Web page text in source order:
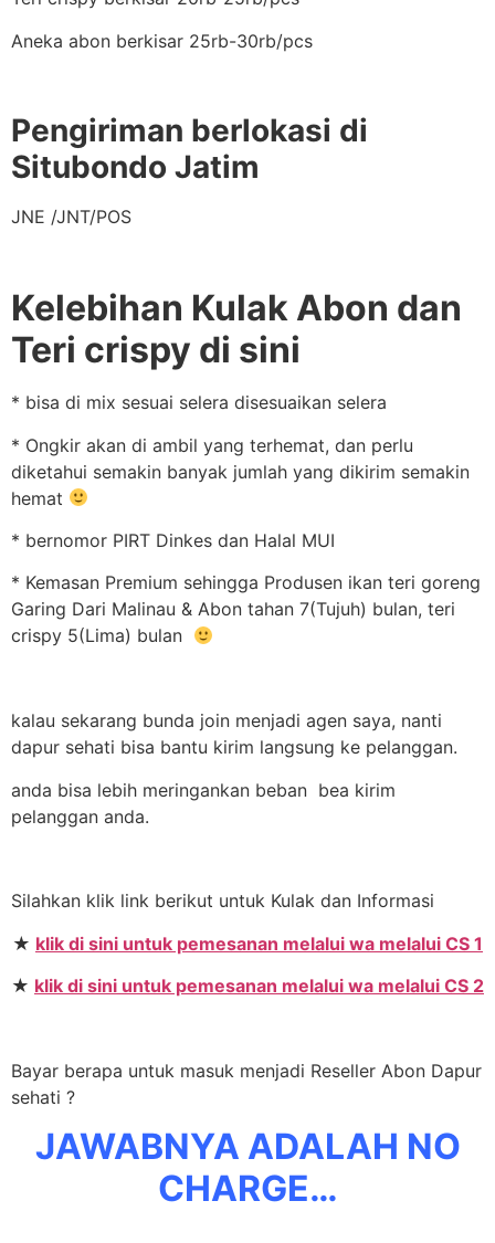
Aneka abon berkisar 25rb-30rb/pcs
Pengiriman berlokasi di
Situbondo Jatim
JNE /JNT/POS
Kelebihan Kulak Abon dan
Teri crispy di sini
* bisa di mix sesuai selera disesuaikan selera
* Ongkir akan di ambil yang terhemat, dan perlu
diketahui semakin banyak jumlah yang dikirim semakin
hemat
* bernomor PIRT Dinkes dan Halal MUI
* Kemasan Premium sehingga Produsen ikan teri goreng
Garing Dari Malinau & Abon tahan 7(Tujuh) bulan, teri
crispy 5(Lima) bulan
kalau sekarang bunda join menjadi agen saya, nanti
dapur sehati bisa bantu kirim langsung ke pelanggan.
anda bisa lebih meringankan beban bea kirim
pelanggan anda.
Silahkan klik link berikut untuk Kulak dan Informasi
★ klik di sini untuk pemesanan melalui wa melalui CS 1
★ klik di sini untuk pemesanan melalui wa melalui CS 2
Bayar berapa untuk masuk menjadi Reseller Abon Dapur
sehati ?
JAWABNYA ADALAH NO
CHARGE…